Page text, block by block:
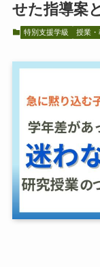
せた指導案
特別支援学級 授業・